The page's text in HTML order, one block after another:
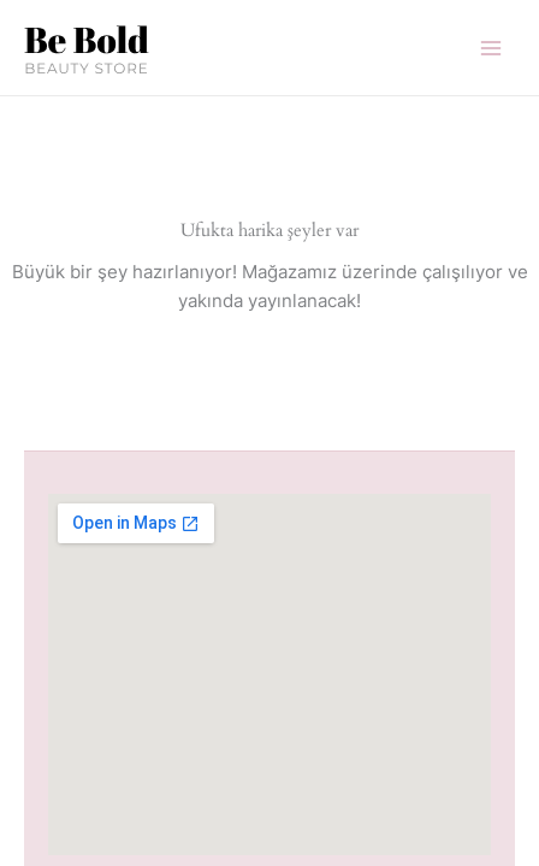
Ufukta harika şeyler var
Büyük bir şey hazırlanıyor! Mağazamız üzerinde çalışılıyor ve
yakında yayınlanacak!